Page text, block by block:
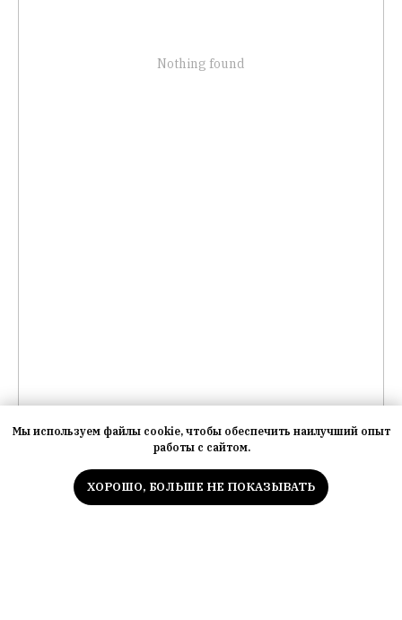
Nothing found
Мы используем файлы cookie для улучшения
работы сайта
Принять все
Мы используем файлы cookie, чтобы обеспечить наилучший опыт
работы с сайтом.
ХОРОШО, БОЛЬШЕ НЕ ПОКАЗЫВАТЬ